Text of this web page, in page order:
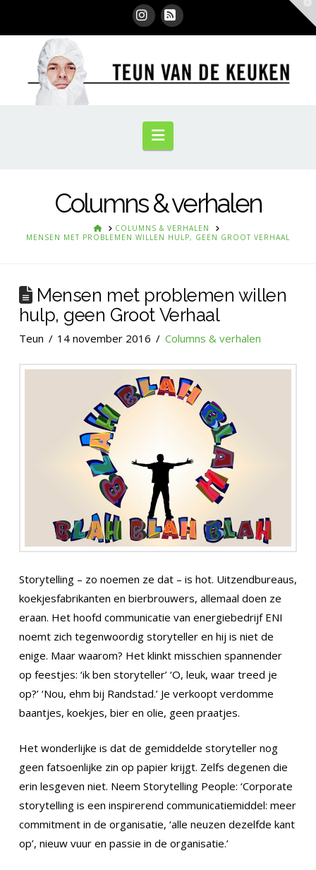
Instagram
RSS
Navigation
Columns & verhalen
HOMECOLUMNS & VERHALEN
MENSEN MET PROBLEMEN WILLEN HULP, GEEN GROOT VERHAAL
Mensen met problemen willen
hulp, geen Groot Verhaal
Teun 14 november 2016 Columns & verhalen
Storytelling – zo noemen ze dat – is hot. Uitzendbureaus,
koekjesfabrikanten en bierbrouwers, allemaal doen ze
eraan. Het hoofd communicatie van energiebedrijf ENI
noemt zich tegenwoordig storyteller en hij is niet de
enige. Maar waarom? Het klinkt misschien spannender
op feestjes: ‘ik ben storyteller’ ‘O, leuk, waar treed je
op?’ ‘Nou, ehm bij Randstad.’ Je verkoopt verdomme
baantjes, koekjes, bier en olie, geen praatjes.
Het wonderlijke is dat de gemiddelde storyteller nog
geen fatsoenlijke zin op papier krijgt. Zelfs degenen die
erin lesgeven niet. Neem Storytelling People: ‘Corporate
storytelling is een inspirerend communicatiemiddel: meer
commitment in de organisatie, ‘alle neuzen dezelfde kant
op’, nieuw vuur en passie in de organisatie.’